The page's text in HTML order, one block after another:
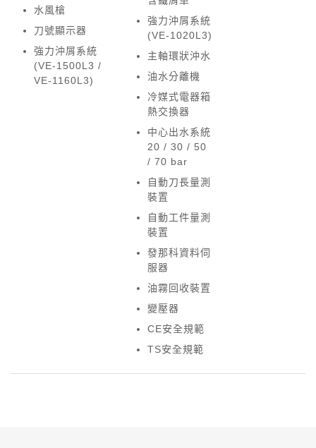
水風槍
刀號顯示器
強力沖屑系統
(VE-1500L3 /
VE-1160L3)
強力沖屑系統
(VE-1020L3)
主軸環狀沖水
油水分離機
冷媒式電器箱
熱交換器
中心出水系統
20 / 30 / 50
/ 70 bar
自動刀長量測
裝置
自動工件量測
裝置
發那科資料伺
服器
油霧回收裝置
變壓器
CE安全規範
TS安全規範